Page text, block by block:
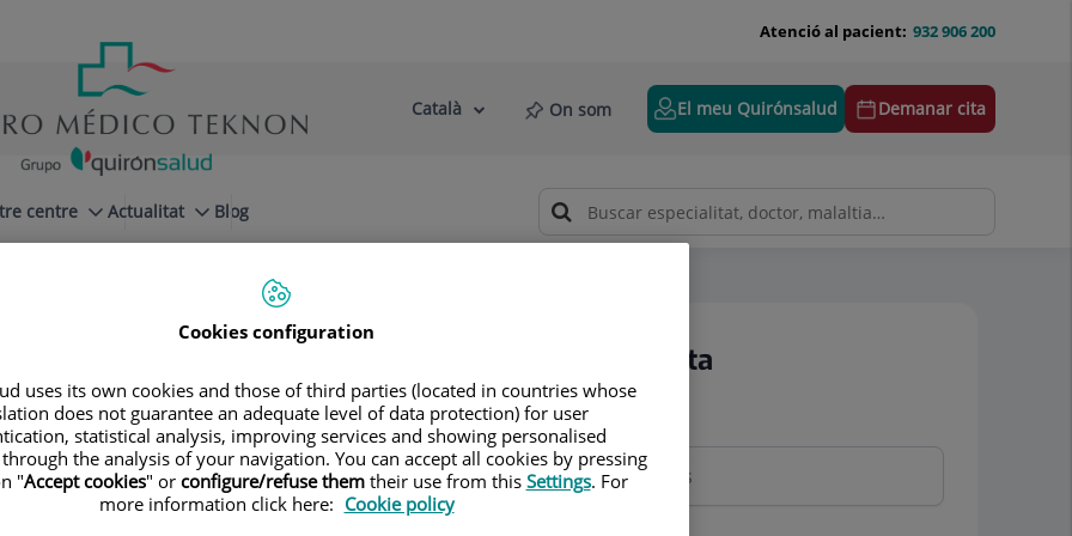
932 906 200
Atenció al pacient:
Selector
Llenguatge
Català On som El meu Quirónsalud Demanar cita
centre Actualitat Blog
ADULTSMEDICINA ESPORTIVA
Demanar cita
Nom i cognoms
Cookies configuration
uses its own cookies and those of third parties (located in countries whose
does not guarantee an adequate level of data protection) for user
statistical analysis, improving services and showing personalised
the analysis of your navigation. You can accept all cookies by pressing
"Accept cookies" or configure/refuse themtheir use from this Settings. For
more information click here: Cookie policy